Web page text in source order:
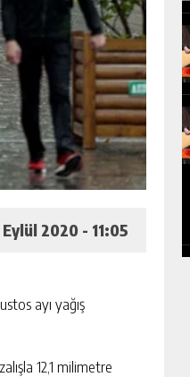
Eylül 2020 - 11:05
ayı yağış
12,1 milimetre